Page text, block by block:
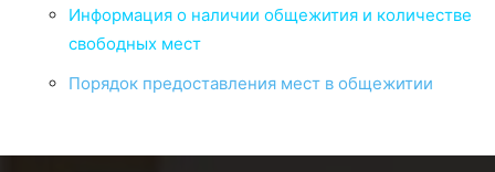
Информация о наличии общежития и количестве
свободных мест
Порядок предоставления мест в общежитии